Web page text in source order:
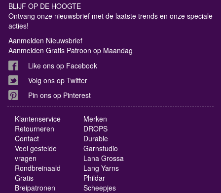
BLIJF OP DE HOOGTE
Ontvang onze nieuwsbrief met de laatste trends en onze speciale
acties!
Aanmelden Nieuwsbrief
Aanmelden Gratis Patroon op Maandag
Like ons op Facebook
Volg ons op Twitter
Pin ons op Pinterest
Klantenservice
Retourneren
Contact
Veel gestelde
vragen
Rondbreinaald
Gratis
Breipatronen
Merken
DROPS
Durable
Garnstudio
Lana Grossa
Lang Yarns
Phildar
Scheepjes